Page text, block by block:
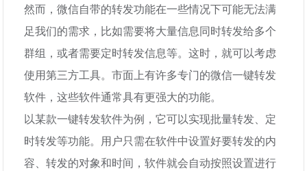
然而，微信自带的转发功能在一些情况下可能无法满
足我们的需求，比如需要将大量信息同时转发给多个
群组，或者需要定时转发信息等。这时，就可以考虑
使用第三方工具。市面上有许多专门的微信一键转发
软件，这些软件通常具有更强大的功能。
以某款一键转发软件为例，它可以实现批量转发、定
时转发等功能。用户只需在软件中设置好要转发的内
容、转发的对象和时间，软件就会自动按照设置进行